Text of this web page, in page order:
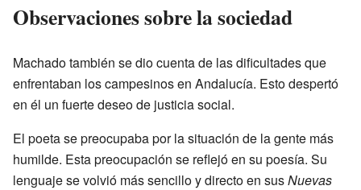
Observaciones sobre la sociedad
Machado también se dio cuenta de las dificultades que
enfrentaban los campesinos en Andalucía. Esto despertó
en él un fuerte deseo de justicia social.
El poeta se preocupaba por la situación de la gente más
humilde. Esta preocupación se reflejó en su poesía. Su
lenguaje se volvió más sencillo y directo en susNuevas